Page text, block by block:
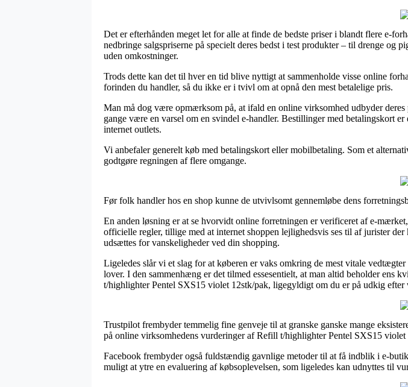
Det er efterhånden meget let for alle at finde de bedste priser i blandt flere e-
nedbringe salgspriserne på specielt deres bedst i test produkter – til drenge og
uden omkostninger.
Trods dette kan det til hver en tid blive nyttigt at sammenholde visse online
forinden du handler, så du ikke er i tvivl om at opnå den mest betalelige pris.
Man må dog være opmærksom på, at ifald en online virksomhed udbyder
gange være en varsel om en svindel e-handler. Bestillinger med betalingskort
internet outlets.
Vi anbefaler generelt køb med betalingskort eller mobilbetaling. Som et
godtgøre regningen af flere omgange.
Før folk handler hos en shop kunne de utvivlsomt gennemløbe dens
En anden løsning er at se hvorvidt online forretningen er verificeret af e-
officielle regler, tillige med at internet shoppen lejlighedsvis ses til af jurister
udsættes for vanskeligheder ved din shopping.
Ligeledes slår vi et slag for at køberen er vaks omkring de mest vitale
lover. I den sammenhæng er det tilmed essesentielt, at man altid beholder ens
t/highlighter Pentel SXS15 violet 12stk/pak, ligegyldigt om du er på udkig efter
Trustpilot frembyder temmelig fine genveje til at granske ganske mange
på online virksomhedens vurderinger af Refill t/highlighter Pentel SXS15 violet
Facebook frembyder også fuldstændig gavnlige metoder til at få indblik i e-
muligt at ytre en evaluering af købsoplevelsen, som ligeledes kan udnyttes til